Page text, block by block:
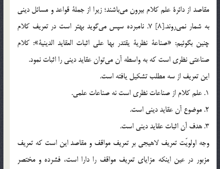
مقاصد از دائرة علم كلام بيرون مي‌باشند؛ زيرا از جملة قواعد و مسائل ديني
به شمار نمي‌روند.[8] 7. نامبرده سپس مي‌گويد بهتر است در تعريف كلام
چنين بگوئيم: «صناعة نظرية يقتدر بها علي اثبات العقايد الدينية»: كلام
صناعتي نظري است كه به واسطه آن مي‌توان عقايد ديني را اثبات نمود.
اين تعريف از سه مطلب تشكيل يافته است.
1. علم كلام از صناعات نظري است نه صناعات علمي.
2. موضوع آن عقايد ديني است.
3. هدف آن اثبات عقايد ديني است.
وجه اولويّت تعريف لاهيجي بر تعريف مواقف و مقاصد اين است كه تعريف
مزبور در عين اينكه مزاياي تعريف مواقف را دارا است، فشرده و مختصر